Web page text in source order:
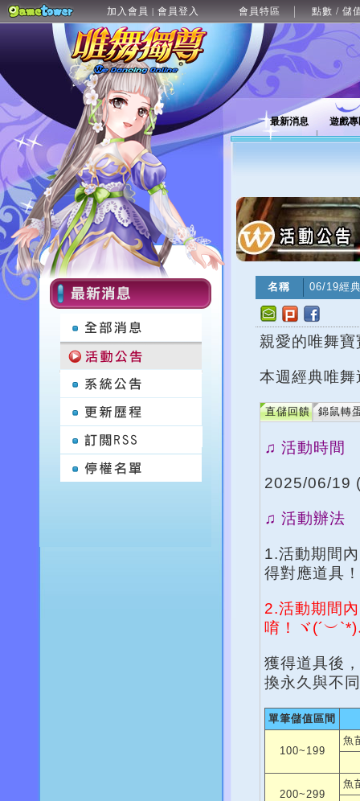
加入會員 | 會員登入 會員特區 點數 / 儲
最新消息 遊戲
名稱 06/19經
親愛的唯舞
本週經典唯
直儲回饋 錦鼠轉
♫ 活動時間
2025/06/19
♫ 活動辦法
1.活動期間
得對應道具
2.活動期間
唷！ヾ
獲得道具後
換永久與不
單筆儲值區間
100~199
魚
200~299
魚